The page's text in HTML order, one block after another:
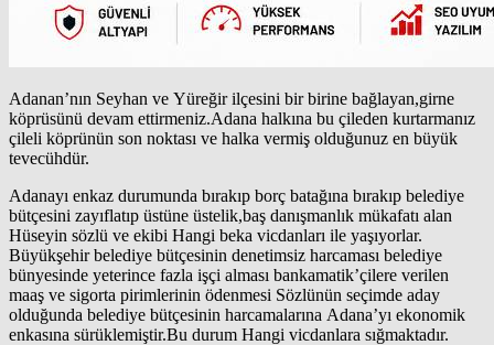
Adanan’nın Seyhan ve Yüreğir ilçesini bir birine bağlayan,girne
köprüsünü devam ettirmeniz.Adana halkına bu çileden kurtarmanız
çileli köprünün son noktası ve halka vermiş olduğunuz en büyük
tevecühdür.
Adanayı enkaz durumunda bırakıp borç batağına bırakıp belediye
bütçesini zayıflatıp üstüne üstelik,baş danışmanlık mükafatı alan
Hüseyin sözlü ve ekibi Hangi beka vicdanları ile yaşıyorlar.
Büyükşehir belediye bütçesinin denetimsiz harcaması belediye
bünyesinde yeterince fazla işçi alması bankamatik’çilere verilen
maaş ve sigorta pirimlerinin ödenmesi Sözlünün seçimde aday
olduğunda belediye bütçesinin harcamalarına Adana’yı ekonomik
enkasına sürüklemiştir.Bu durum Hangi vicdanlara sığmaktadır.